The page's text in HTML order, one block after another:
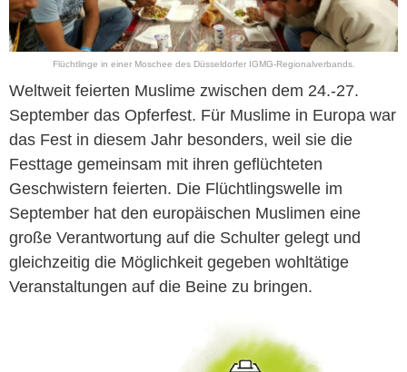
Flüchtlinge in einer Moschee des Düsseldorfer IGMG-Regionalverbands.
Weltweit feierten Muslime zwischen dem 24.-27.
September das Opferfest. Für Muslime in Europa war
das Fest in diesem Jahr besonders, weil sie die
Festtage gemeinsam mit ihren geflüchteten
Geschwistern feierten. Die Flüchtlingswelle im
September hat den europäischen Muslimen eine
große Verantwortung auf die Schulter gelegt und
gleichzeitig die Möglichkeit gegeben wohltätige
Veranstaltungen auf die Beine zu bringen.